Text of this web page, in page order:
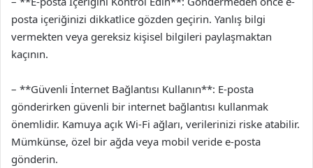
posta içeriğinizi dikkatlice gözden geçirin. Yanlış bilgi
vermekten veya gereksiz kişisel bilgileri paylaşmaktan
kaçının.
– **Güvenli İnternet Bağlantısı Kullanın**: E-posta
gönderirken güvenli bir internet bağlantısı kullanmak
önemlidir. Kamuya açık Wi-Fi ağları, verilerinizi riske atabilir.
Mümkünse, özel bir ağda veya mobil veride e-posta
gönderin.